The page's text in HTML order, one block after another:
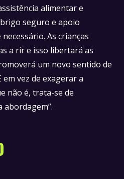
alimentar e
seguro e apoio
As crianças
a rir e isso libertará as
um novo sentido de
em vez de exagerar a
não é, trata-se de
abordagem”.